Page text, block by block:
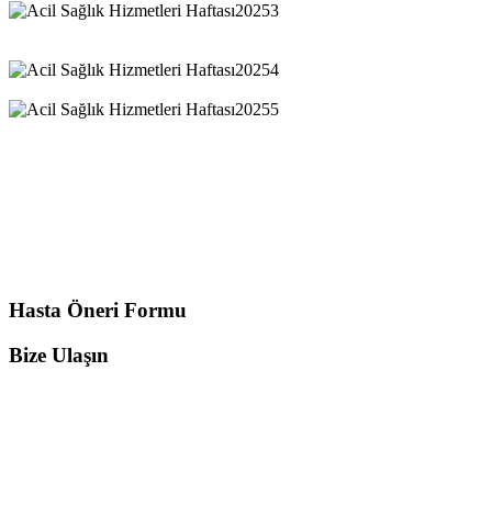
Hasta Öneri Formu
Bize Ulaşın